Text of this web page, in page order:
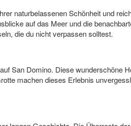
naturbelassenen Schönheit und
auf das Meer und die
die du nicht verpassen solltest.
San Domino. Diese wunderschöne
machen dieses Erlebnis